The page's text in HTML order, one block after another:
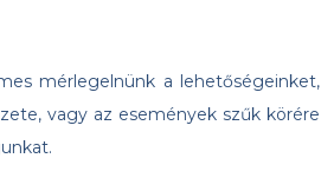
mérlegelnünk a lehetőségeinket,
vagy az események szűk körére